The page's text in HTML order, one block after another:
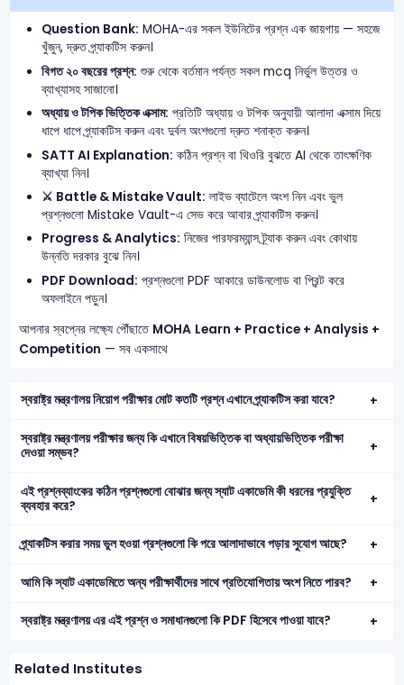
Question Bank: MOHA-এর সকল ইউনিটের প্রশ্ন এক জায়গায় — সহজে
খুঁজুন, দ্রুত প্র্যাকটিস করুন।
বিগত ২০ বছরের প্রশ্ন: শুরু থেকে বর্তমান পর্যন্ত সকল mcq নির্ভুল উত্তর ও
ব্যাখ্যাসহ সাজানো।
অধ্যায় ও টপিক ভিত্তিক এক্সাম: প্রতিটি অধ্যায় ও টপিক অনুযায়ী আলাদা এক্সাম দিয়ে
ধাপে ধাপে প্র্যাকটিস করুন এবং দুর্বল অংশগুলো দ্রুত শনাক্ত করুন।
SATT AI Explanation: কঠিন প্রশ্ন বা থিওরি বুঝতে AI থেকে তাৎক্ষণিক
ব্যাখ্যা নিন।
⚔️ Battle & Mistake Vault: লাইভ ব্যাটেলে অংশ নিন এবং ভুল
প্রশ্নগুলো Mistake Vault-এ সেভ করে আবার প্র্যাকটিস করুন।
Progress & Analytics: নিজের পারফরম্যান্স ট্র্যাক করুন এবং কোথায়
উন্নতি দরকার বুঝে নিন।
PDF Download: প্রশ্নগুলো PDF আকারে ডাউনলোড বা প্রিন্ট করে
অফলাইনে পড়ুন।
আপনার স্বপ্নের লক্ষ্যে পৌঁছাতে MOHA Learn + Practice + Analysis +
Competition — সব একসাথে
স্বরাষ্ট্র মন্ত্রণালয় নিয়োগ পরীক্ষার মোট কতটি প্রশ্ন এখানে প্র্যাকটিস করা যাবে?
স্বরাষ্ট্র মন্ত্রণালয় পরীক্ষার জন্য কি এখানে বিষয়ভিত্তিক বা অধ্যায়ভিত্তিক পরীক্ষা
দেওয়া সম্ভব?
এই প্রশ্নব্যাংকের কঠিন প্রশ্নগুলো বোঝার জন্য স্যাট একাডেমি কী ধরনের প্রযুক্তি
ব্যবহার করে?
প্র্যাকটিস করার সময় ভুল হওয়া প্রশ্নগুলো কি পরে আলাদাভাবে পড়ার সুযোগ আছে?
আমি কি স্যাট একাডেমিতে অন্য পরীক্ষার্থীদের সাথে প্রতিযোগিতায় অংশ নিতে পারব?
স্বরাষ্ট্র মন্ত্রণালয় এর এই প্রশ্ন ও সমাধানগুলো কি PDF হিসেবে পাওয়া যাবে?
Related Institutes